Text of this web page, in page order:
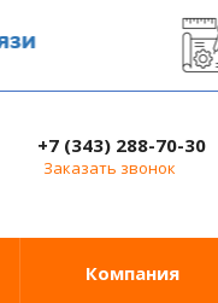
+7 (343) 288-70-30
Заказать звонок
Компания